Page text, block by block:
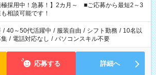
ど、ご希望を教えてくださいね。 ※Wワーク希望
覧のお仕事で希望する勤務時間と、もう1つのお仕事
合計で週40時間を超える場合は応募できません。
極採用中！急募！】2カ月～ ■ご応募から最短2～3
相談可能です！
/ 40～50代活躍中 / 服装自由 / シフト勤務 / 10名以
/ 電話対応なし / パソコンスキル不要
応募する 詳細へ